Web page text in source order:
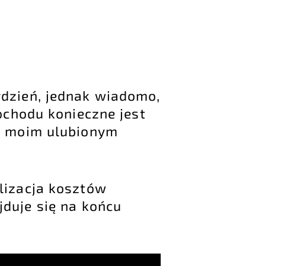
jednak wiadomo,
konieczne jest
ulubionym
kosztów
się na końcu